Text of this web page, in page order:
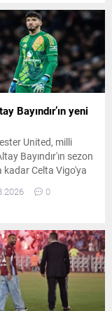
kazanma
dikkat çekti.
Bayındır’ın yeni
United, milli
Bayındır'ın sezon
kadar Celta Vigo'ya
kulübü de transferi
Türk taraftarlara
0